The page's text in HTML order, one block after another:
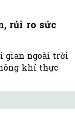
rủi ro sức
gian ngoài trời
khí thực